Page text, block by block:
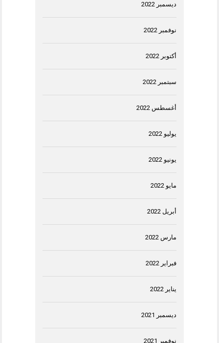
ديسمبر 2022
نوفمبر 2022
أكتوبر 2022
سبتمبر 2022
أغسطس 2022
يوليو 2022
يونيو 2022
مايو 2022
أبريل 2022
مارس 2022
فبراير 2022
يناير 2022
ديسمبر 2021
نوفمبر 2021